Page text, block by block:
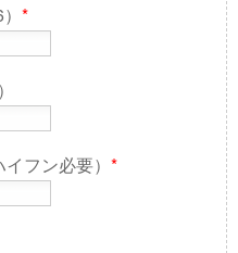
*
フン必要） *